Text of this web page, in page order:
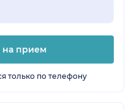
на прием
только по телефону